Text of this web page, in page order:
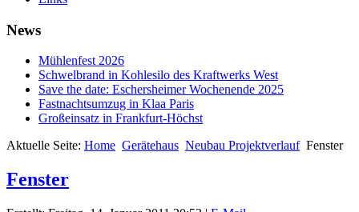
News
Mühlenfest 2026
Schwelbrand in Kohlesilo des Kraftwerks West
Save the date: Eschersheimer Wochenende 2025
Fastnachtsumzug in Klaa Paris
Großeinsatz in Frankfurt-Höchst
Aktuelle Seite: Home Gerätehaus Neubau Projektverlauf Fenster
Fenster